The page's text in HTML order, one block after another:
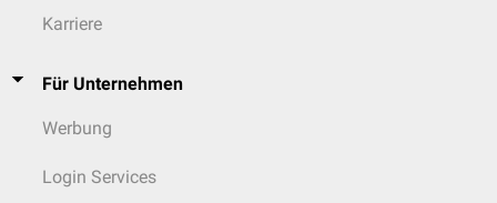
Karriere
Für Unternehmen
Werbung
Login Services